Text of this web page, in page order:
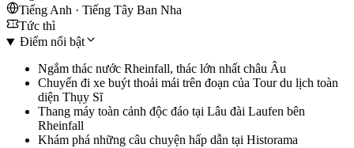
Tiếng Anh · Tiếng Tây Ban Nha
Tức thì
Điểm nổi bật
Ngắm thác nước Rheinfall, thác lớn nhất châu Âu
Chuyến đi xe buýt thoải mái trên đoạn của Tour du lịch toàn
diện Thụy Sĩ
Thang máy toàn cảnh độc đáo tại Lâu đài Laufen bên
Rheinfall
Khám phá những câu chuyện hấp dẫn tại Historama